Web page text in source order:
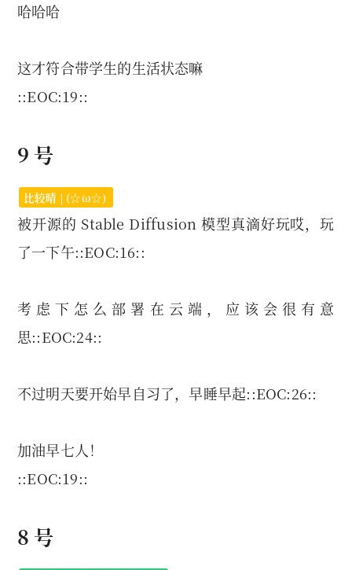
哈哈哈
这才符合带学生的生活状态嘛
::EOC:19::
9 号
比较晴 | (☆ω☆)
被开源的 Stable Diffusion 模型真滴好玩哎，玩
了一下午::EOC:16::
考虑下怎么部署在云端，应该会很有意
思::EOC:24::
不过明天要开始早自习了，早睡早起::EOC:26::
加油早七人！
::EOC:19::
8 号